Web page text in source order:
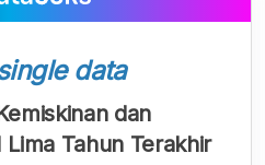
data
dan
Lima Tahun Terakhir